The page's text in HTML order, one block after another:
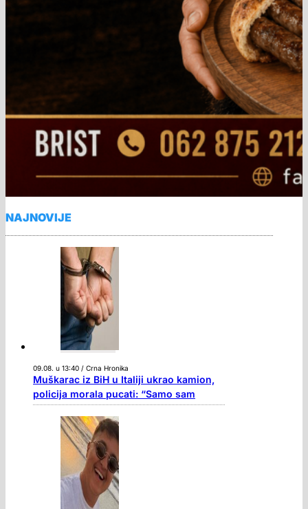
NAJNOVIJE
09.08. u 13:40 / Crna Hronika
Muškarac iz BiH u Italiji ukrao kamion,
policija morala pucati: “Samo sam